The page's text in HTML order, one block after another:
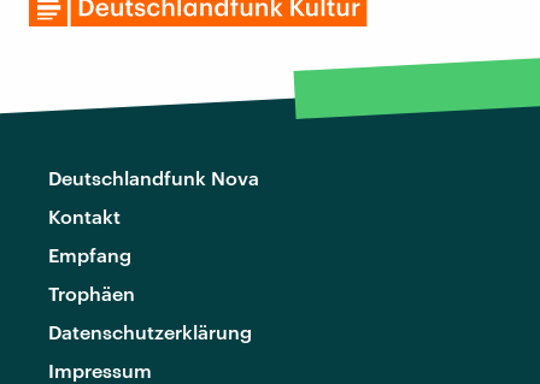
Deutschlandfunk Nova
Kontakt
Empfang
Trophäen
Datenschutzerklärung
Impressum